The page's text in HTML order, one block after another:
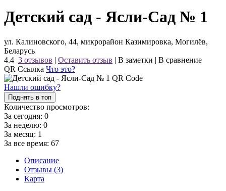
Детский сад - Ясли-Сад № 1
ул. Калиновского, 44, микрорайон Казимировка, Могилёв,
Беларусь
4.4 3 отзывов | Оставить отзыв | В заметки | В сравнение
QR Ссылка Что это?
Нашли ошибку?
Поднять в топ
Количество просмотров:
За сегодня: 0
За неделю: 0
За месяц: 1
За все время: 67
Описание
Отзывы (3)
Карта